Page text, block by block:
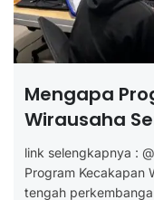
Mengapa
Wirausaha
link selengkapnya :
Program Kecakapan
tengah